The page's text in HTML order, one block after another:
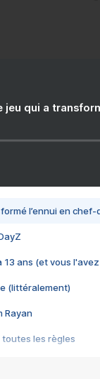
jeu qui a
l’ennui en chef-
13 ans (et vous
(littéralement)
Rayan
toutes les règles